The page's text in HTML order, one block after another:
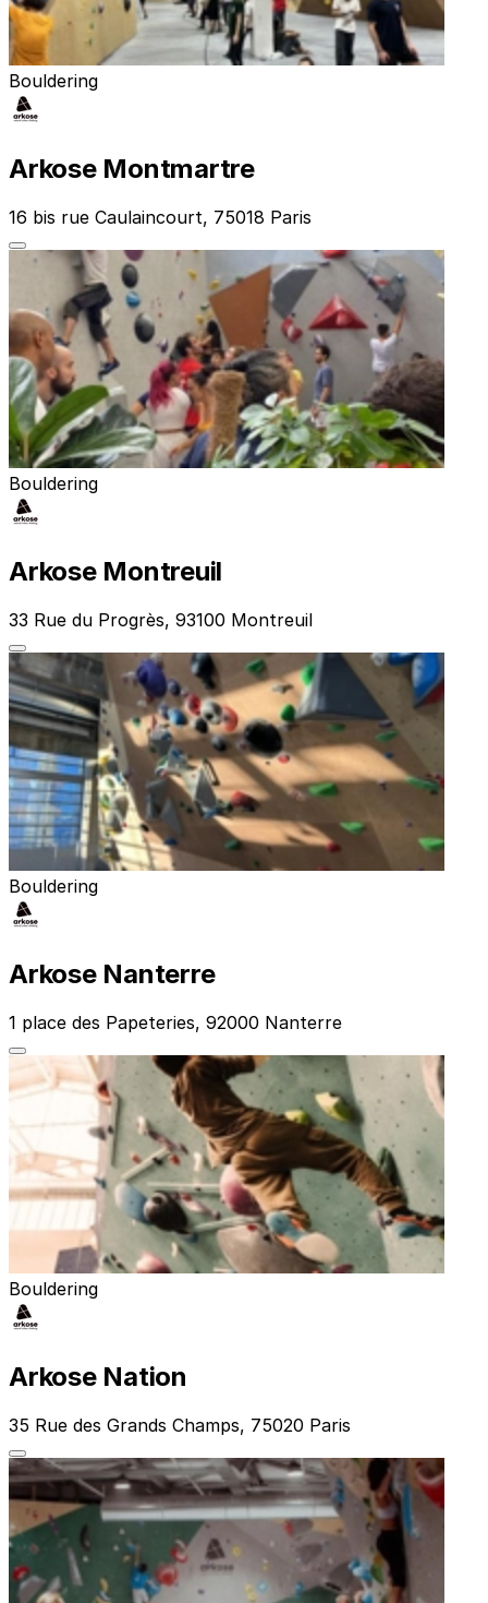
Bouldering
Arkose Montmartre
16 bis rue Caulaincourt, 75018 Paris
Bouldering
Arkose Montreuil
33 Rue du Progrès, 93100 Montreuil
Bouldering
Arkose Nanterre
1 place des Papeteries, 92000 Nanterre
Bouldering
Arkose Nation
35 Rue des Grands Champs, 75020 Paris